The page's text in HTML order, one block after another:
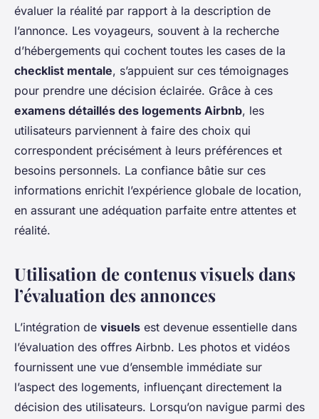
évaluer la réalité par rapport à la description de
l’annonce. Les voyageurs, souvent à la recherche
d’hébergements qui cochent toutes les cases de la
checklist mentale, s’appuient sur ces témoignages
pour prendre une décision éclairée. Grâce à ces
examens détaillés des logements Airbnb, les
utilisateurs parviennent à faire des choix qui
correspondent précisément à leurs préférences et
besoins personnels. La confiance bâtie sur ces
informations enrichit l’expérience globale de location,
en assurant une adéquation parfaite entre attentes et
réalité.
Utilisation de contenus visuels dans
l’évaluation des annonces
L’intégration de visuels est devenue essentielle dans
l’évaluation des offres Airbnb. Les photos et vidéos
fournissent une vue d’ensemble immédiate sur
l’aspect des logements, influençant directement la
décision des utilisateurs. Lorsqu’on navigue parmi des